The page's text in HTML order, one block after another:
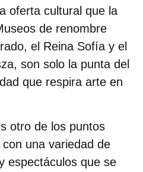
oferta cultural que la
de renombre
el Reina Sofía y el
son solo la punta del
que respira arte en
otro de los puntos
una variedad de
espectáculos que se